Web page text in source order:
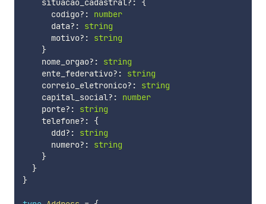
    situacao_cadastral
? :
{
      codigo
? :
number
      data
? :
string
      motivo
? :
string
}
    nome_orgao
? :
string
    ente_federativo
? :
string
    correio_eletronico
? :
string
    capital_social
? :
number
    porte
? :
string
    telefone
? :
{
      ddd
? :
string
      numero
? :
string
}
}
}